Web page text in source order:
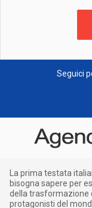
Seguici
La prima testata
bisogna sapere per
della trasformazione
protagonisti del